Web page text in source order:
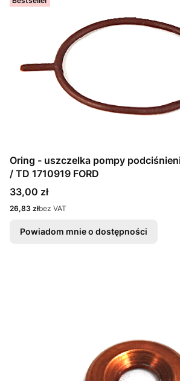
Oring - uszczelka pompy
/ TD 1710919 FORD
Cena
33,00 zł
Cena
26,83 złbez VAT
Powiadom mnie o dostępności